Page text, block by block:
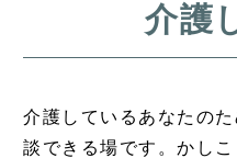
介護
介護しているあなたの
談できる場です。かし